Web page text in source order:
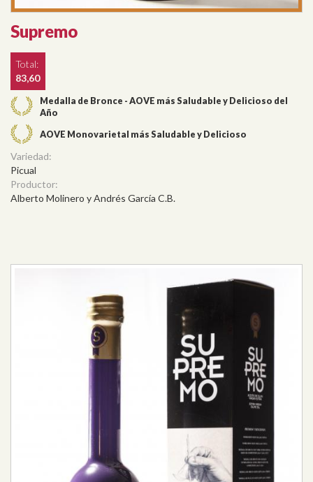
Supremo
Total:
83,60
Medalla de Bronce - AOVE más Saludable y Delicioso del
Año
AOVE Monovarietal más Saludable y Delicioso
Variedad:
Picual
Productor:
Alberto Molinero y Andrés García C.B.